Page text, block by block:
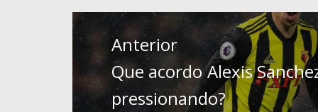
Navegação
de
artigos
Anterior
Previous
post:
Que acordo Alexis
pressionando?